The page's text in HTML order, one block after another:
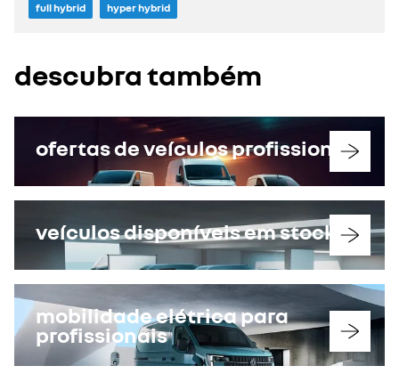
full hybrid hyper hybrid
descubra também
ofertas de veículos profissionais
veículos disponíveis em stock
mobilidade elétrica para
profissionais